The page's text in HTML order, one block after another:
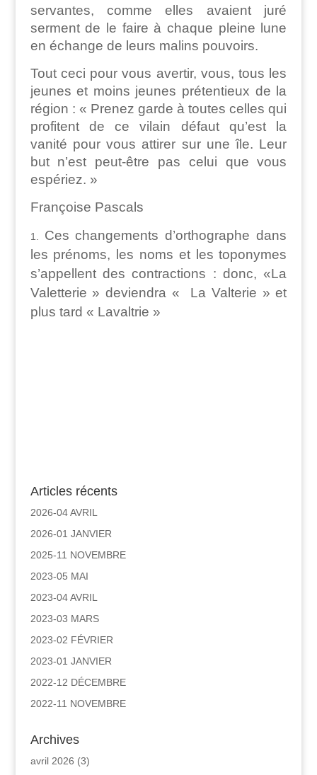
servantes, comme elles avaient juré
serment de le faire à chaque pleine lune
en échange de leurs malins pouvoirs.
Tout ceci pour vous avertir, vous, tous les
jeunes et moins jeunes prétentieux de la
région : « Prenez garde à toutes celles qui
profitent de ce vilain défaut qu’est la
vanité pour vous attirer sur une île. Leur
but n’est peut-être pas celui que vous
espériez. »
Françoise Pascals
Ces changements d’orthographe dans
les prénoms, les noms et les toponymes
s’appellent des contractions : donc, «La
Valetterie » deviendra « La Valterie » et
plus tard « Lavaltrie »
Articles récents
2026-04 AVRIL
2026-01 JANVIER
2025-11 NOVEMBRE
2023-05 MAI
2023-04 AVRIL
2023-03 MARS
2023-02 FÉVRIER
2023-01 JANVIER
2022-12 DÉCEMBRE
2022-11 NOVEMBRE
Archives
avril 2026 (3)